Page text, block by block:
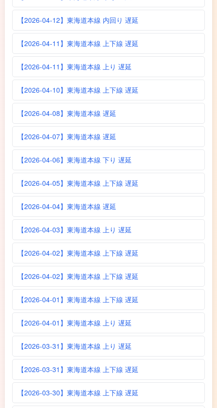
【2026-04-12】東海道本線 内回り 遅延
【2026-04-11】東海道本線 上下線 遅延
【2026-04-11】東海道本線 上り 遅延
【2026-04-10】東海道本線 上下線 遅延
【2026-04-08】東海道本線 遅延
【2026-04-07】東海道本線 遅延
【2026-04-06】東海道本線 下り 遅延
【2026-04-05】東海道本線 上下線 遅延
【2026-04-04】東海道本線 遅延
【2026-04-03】東海道本線 上り 遅延
【2026-04-02】東海道本線 上下線 遅延
【2026-04-02】東海道本線 上下線 遅延
【2026-04-01】東海道本線 上下線 遅延
【2026-04-01】東海道本線 上り 遅延
【2026-03-31】東海道本線 上り 遅延
【2026-03-31】東海道本線 上下線 遅延
【2026-03-30】東海道本線 上下線 遅延